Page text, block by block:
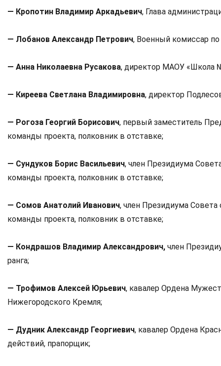
— Кропотин Владимир Аркадьевич, Глава
— Лобанов Александр Петрович, Военный комиссар
— Анна Николаевна Русакова, директор МАОУ «Школа
— Киреева Светлана Владимировна, директор
— Рогоза Георгий Борисович, первый заместитель
команды проекта, полковник в отставке;
— Сундуков Борис Васильевич, член Президиума
команды проекта, полковник в отставке;
— Сомов Анатолий Иванович, член Президиума Совета
команды проекта, полковник в отставке;
— Кондрашов Владимир Александрович, член
ранга;
— Трофимов Алексей Юрьевич, кавалер Ордена
Нижегородского Кремля;
— Дудник Александр Георгиевич, кавалер Ордена
действий, прапорщик;